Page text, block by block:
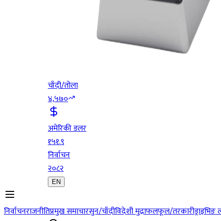
चाँदी/तोला
४,५७०
अमेरिकी डलर
१५१.९
निर्वाचन
२०८२
EN
निर्वाचनराजनीतिप्रमुख समाचारसुन/चाँदीविदेशी मुद्राफलफूल/तरकारी